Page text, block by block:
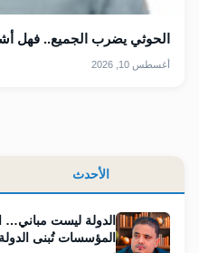
الحوثي يضرب الجميع.. فهل
أغسطس 10, 2026
الأحدث
الدولة ليست
المؤسسات تُبنى